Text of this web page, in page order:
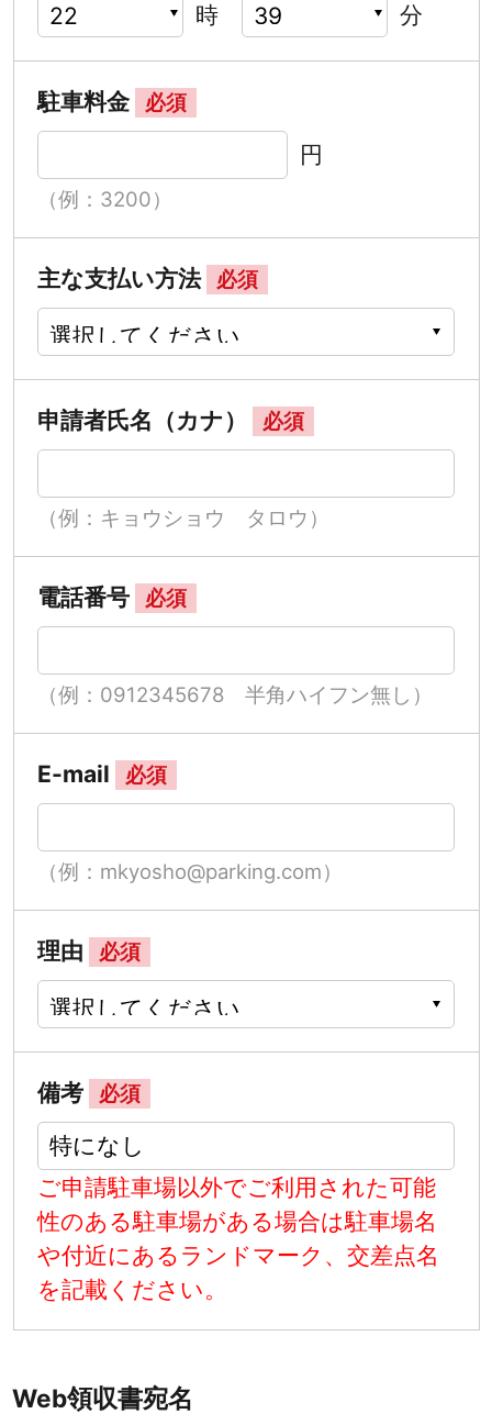
時 分
駐車料金 必須
円
（例：3200）
主な支払い方法 必須
申請者氏名（カナ） 必須
（例：キョウショウ タロウ）
電話番号 必須
（例：0912345678 半角ハイフン無し）
E-mail 必須
（例：mkyosho@parking.com）
理由 必須
備考 必須
ご申請駐車場以外でご利用された可能
性のある駐車場がある場合は駐車場名
や付近にあるランドマーク、交差点名
を記載ください。
Web領収書宛名